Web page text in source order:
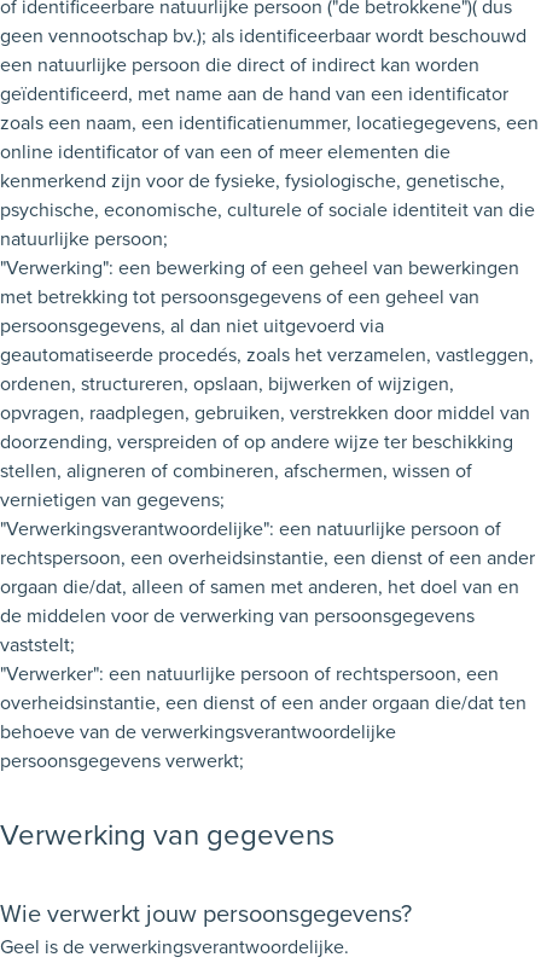
of identificeerbare natuurlijke persoon ("de betrokkene")( dus
geen vennootschap bv.); als identificeerbaar wordt beschouwd
een natuurlijke persoon die direct of indirect kan worden
geïdentificeerd, met name aan de hand van een identificator
zoals een naam, een identificatienummer, locatiegegevens, een
online identificator of van een of meer elementen die
kenmerkend zijn voor de fysieke, fysiologische, genetische,
psychische, economische, culturele of sociale identiteit van die
natuurlijke persoon;
"Verwerking": een bewerking of een geheel van bewerkingen
met betrekking tot persoonsgegevens of een geheel van
persoonsgegevens, al dan niet uitgevoerd via
geautomatiseerde procedés, zoals het verzamelen, vastleggen,
ordenen, structureren, opslaan, bijwerken of wijzigen,
opvragen, raadplegen, gebruiken, verstrekken door middel van
doorzending, verspreiden of op andere wijze ter beschikking
stellen, aligneren of combineren, afschermen, wissen of
vernietigen van gegevens;
"Verwerkingsverantwoordelijke": een natuurlijke persoon of
rechtspersoon, een overheidsinstantie, een dienst of een ander
orgaan die/dat, alleen of samen met anderen, het doel van en
de middelen voor de verwerking van persoonsgegevens
vaststelt;
"Verwerker": een natuurlijke persoon of rechtspersoon, een
overheidsinstantie, een dienst of een ander orgaan die/dat ten
behoeve van de verwerkingsverantwoordelijke
persoonsgegevens verwerkt;
Verwerking van gegevens
Wie verwerkt jouw persoonsgegevens?
Geel is de verwerkingsverantwoordelijke.